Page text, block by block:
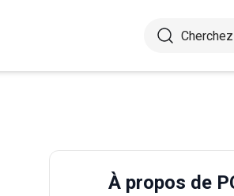
À propos de